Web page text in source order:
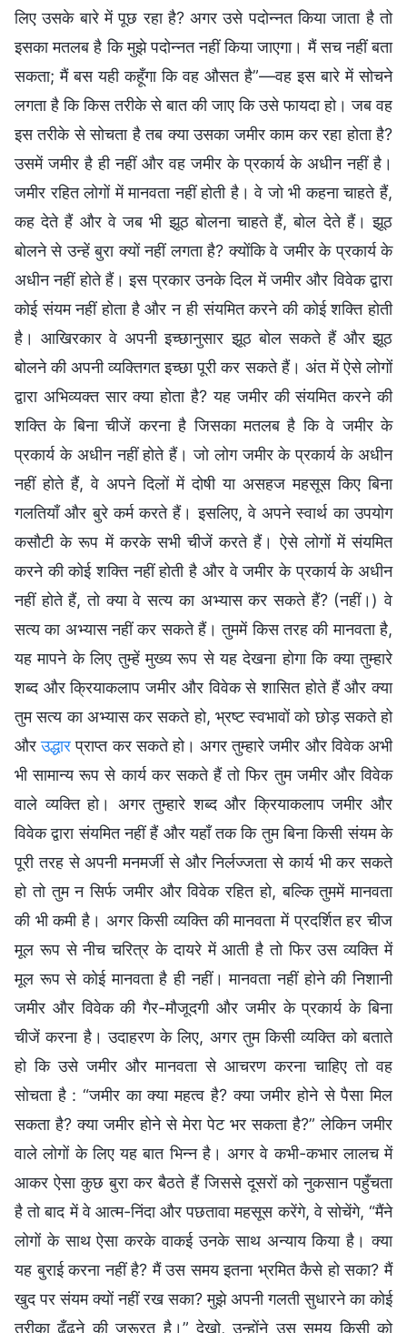
लिए उसके बारे में पूछ रहा है? अगर उसे पदोन्नत किया जाता है तो
इसका मतलब है कि मुझे पदोन्नत नहीं किया जाएगा। मैं सच नहीं बता
सकता; मैं बस यही कहूँगा कि वह औसत है”—वह इस बारे में सोचने
लगता है कि किस तरीके से बात की जाए कि उसे फायदा हो। जब वह
इस तरीके से सोचता है तब क्या उसका जमीर काम कर रहा होता है?
उसमें जमीर है ही नहीं और वह जमीर के प्रकार्य के अधीन नहीं है।
जमीर रहित लोगों में मानवता नहीं होती है। वे जो भी कहना चाहते हैं,
कह देते हैं और वे जब भी झूठ बोलना चाहते हैं, बोल देते हैं। झूठ
बोलने से उन्हें बुरा क्यों नहीं लगता है? क्योंकि वे जमीर के प्रकार्य के
अधीन नहीं होते हैं। इस प्रकार उनके दिल में जमीर और विवेक द्वारा
कोई संयम नहीं होता है और न ही संयमित करने की कोई शक्ति होती
है। आखिरकार वे अपनी इच्छानुसार झूठ बोल सकते हैं और झूठ
बोलने की अपनी व्यक्तिगत इच्छा पूरी कर सकते हैं। अंत में ऐसे लोगों
द्वारा अभिव्यक्त सार क्या होता है? यह जमीर की संयमित करने की
शक्ति के बिना चीजें करना है जिसका मतलब है कि वे जमीर के
प्रकार्य के अधीन नहीं होते हैं। जो लोग जमीर के प्रकार्य के अधीन
नहीं होते हैं, वे अपने दिलों में दोषी या असहज महसूस किए बिना
गलतियाँ और बुरे कर्म करते हैं। इसलिए, वे अपने स्वार्थ का उपयोग
कसौटी के रूप में करके सभी चीजें करते हैं। ऐसे लोगों में संयमित
करने की कोई शक्ति नहीं होती है और वे जमीर के प्रकार्य के अधीन
नहीं होते हैं, तो क्या वे सत्य का अभ्यास कर सकते हैं? (नहीं।) वे
सत्य का अभ्यास नहीं कर सकते हैं। तुममें किस तरह की मानवता है,
यह मापने के लिए तुम्हें मुख्य रूप से यह देखना होगा कि क्या तुम्हारे
शब्द और क्रियाकलाप जमीर और विवेक से शासित होते हैं और क्या
तुम सत्य का अभ्यास कर सकते हो, भ्रष्ट स्वभावों को छोड़ सकते हो
औरउद्धारप्राप्त कर सकते हो। अगर तुम्हारे जमीर और विवेक अभी
भी सामान्य रूप से कार्य कर सकते हैं तो फिर तुम जमीर और विवेक
वाले व्यक्ति हो। अगर तुम्हारे शब्द और क्रियाकलाप जमीर और
विवेक द्वारा संयमित नहीं हैं और यहाँ तक कि तुम बिना किसी संयम के
पूरी तरह से अपनी मनमर्जी से और निर्लज्जता से कार्य भी कर सकते
हो तो तुम न सिर्फ जमीर और विवेक रहित हो, बल्कि तुममें मानवता
की भी कमी है। अगर किसी व्यक्ति की मानवता में प्रदर्शित हर चीज
मूल रूप से नीच चरित्र के दायरे में आती है तो फिर उस व्यक्ति में
मूल रूप से कोई मानवता है ही नहीं। मानवता नहीं होने की निशानी
जमीर और विवेक की गैर-मौजूदगी और जमीर के प्रकार्य के बिना
चीजें करना है। उदाहरण के लिए, अगर तुम किसी व्यक्ति को बताते
हो कि उसे जमीर और मानवता से आचरण करना चाहिए तो वह
सोचता है : “जमीर का क्या महत्व है? क्या जमीर होने से पैसा मिल
सकता है? क्या जमीर होने से मेरा पेट भर सकता है?” लेकिन जमीर
वाले लोगों के लिए यह बात भिन्न है। अगर वे कभी-कभार लालच में
आकर ऐसा कुछ बुरा कर बैठते हैं जिससे दूसरों को नुकसान पहुँचता
है तो बाद में वे आत्म-निंदा और पछतावा महसूस करेंगे, वे सोचेंगे, “मैंने
लोगों के साथ ऐसा करके वाकई उनके साथ अन्याय किया है। क्या
यह बुराई करना नहीं है? मैं उस समय इतना भ्रमित कैसे हो सका? मैं
खुद पर संयम क्यों नहीं रख सका? मुझे अपनी गलती सुधारने का कोई
तरीका ढूँढ़ने की जरूरत है।” देखो, उन्होंने उस समय किसी को